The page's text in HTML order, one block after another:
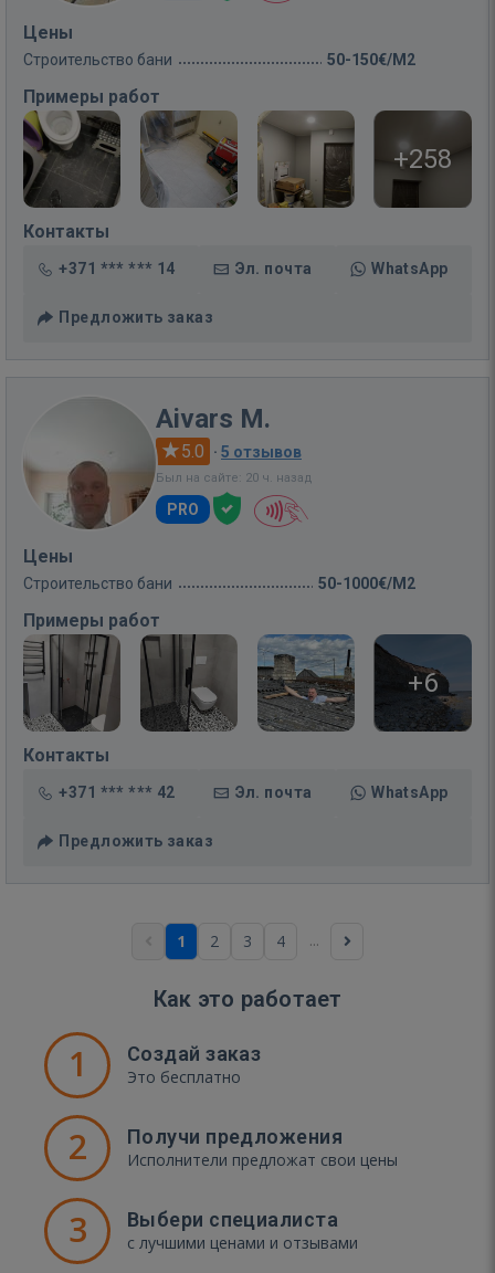
Цены
Строительство бани 50-150€/M2
Примеры работ
+258
Контакты
+371 *** *** 14 Эл. почта WhatsApp
Предложить заказ
Aivars M.
5.0 · 5 отзывов
Был на сайте: 20 ч. назад
PRO
Цены
Строительство бани 50-1000€/M2
Примеры работ
+6
Контакты
+371 *** *** 42 Эл. почта WhatsApp
Предложить заказ
1 2 3 4 ...
Как это работает
1 Создай заказ
Это бесплатно
2 Получи предложения
Исполнители предложат свои цены
3 Выбери специалиста
с лучшими ценами и отзывами